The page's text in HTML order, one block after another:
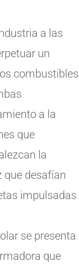
a las
un
combustibles
a la
que
la
que desafían
impulsadas
se presenta
que